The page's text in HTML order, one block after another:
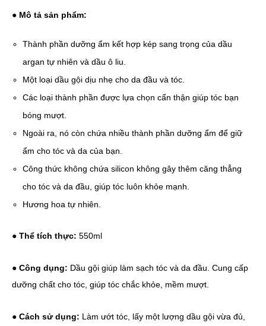
● Mô tả sản phẩm:
Thành phần dưỡng ẩm kết hợp kép sang trọng của dầu
argan tự nhiên và dầu ô liu.
Một loại dầu gội dịu nhẹ cho da đầu và tóc.
Các loại thành phần được lựa chọn cẩn thận giúp tóc bạn
bóng mượt.
Ngoài ra, nó còn chứa nhiều thành phần dưỡng ẩm để giữ
ẩm cho tóc và da của bạn.
Công thức không chứa silicon không gây thêm căng thẳng
cho tóc và da đầu, giúp tóc luôn khỏe mạnh.
Hương hoa tự nhiên.
● Thể tích thực: 550ml
● Công dụng: Dầu gội giúp làm sạch tóc và da đầu. Cung cấp
dưỡng chất cho tóc, giúp tóc chắc khỏe, mềm mượt.
● Cách sử dụng: Làm ướt tóc, lấy một lượng dầu gội vừa đủ,